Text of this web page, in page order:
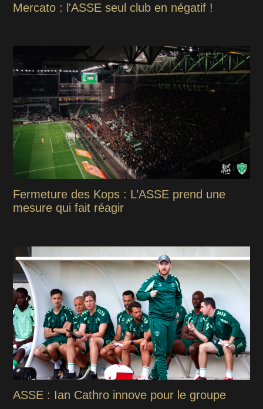
Mercato : l'ASSE seul club en négatif !
Fermeture des Kops : L’ASSE prend une
mesure qui fait réagir
ASSE : Ian Cathro innove pour le groupe